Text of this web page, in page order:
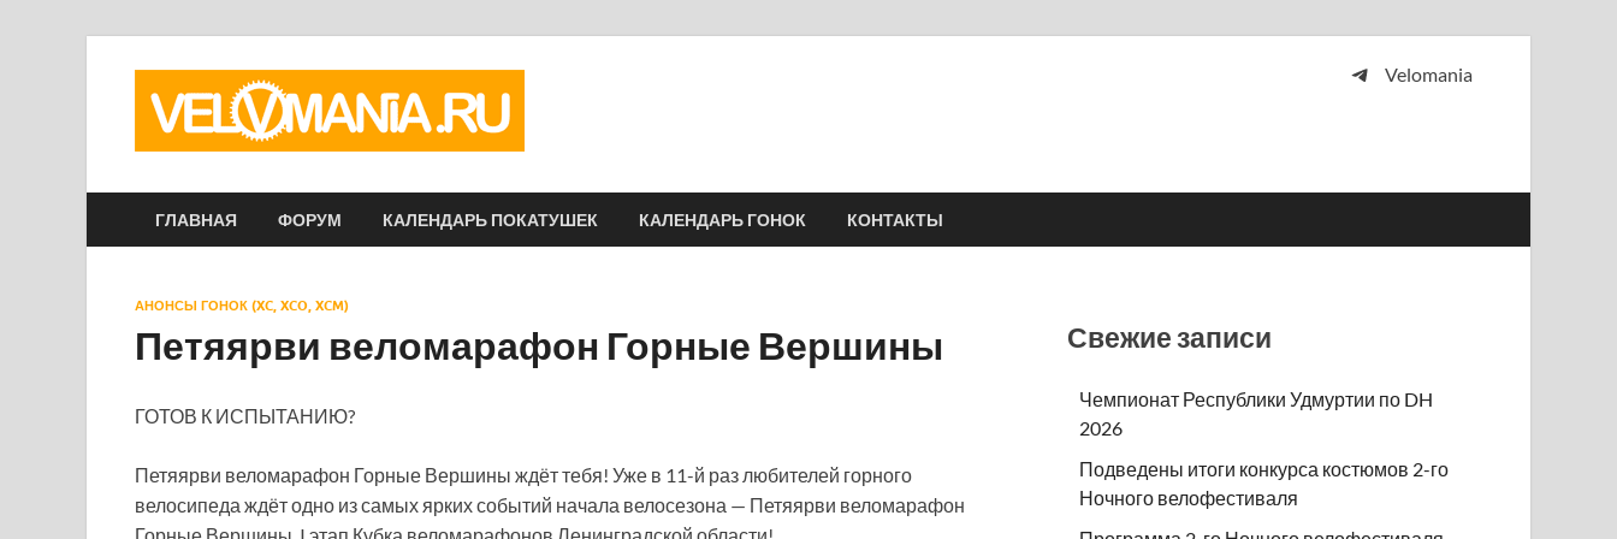
Velomania
ГЛАВНАЯ ФОРУМ КАЛЕНДАРЬ ПОКАТУШЕК КАЛЕНДАРЬ ГОНОК КОНТАКТЫ
АНОНСЫ ГОНОК (XC, XCO, XCM)
Петяярви веломарафон Горные Вершины
ГОТОВ К ИСПЫТАНИЮ?
Петяярви веломарафон Горные Вершины ждёт тебя! Уже в 11-й раз любителей горного
велосипеда ждёт одно из самых ярких событий начала велосезона — Петяярви веломарафон
Свежие записи
Чемпионат Республики Удмуртии по DH
2026
Подведены итоги конкурса костюмов 2-го
Ночного велофестиваля